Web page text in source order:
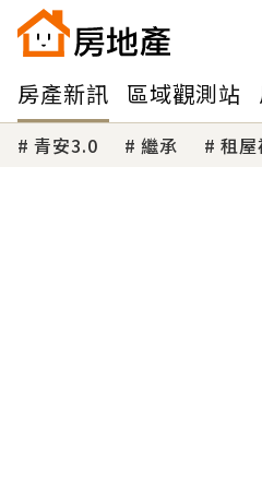
房產新訊 區域觀測站
青安3.0 繼承 租屋